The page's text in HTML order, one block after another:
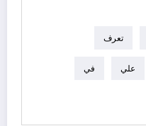
تعرف
علي في